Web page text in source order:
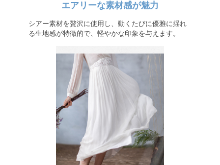
エアリーな素材感が魅力
シアー素材を贅沢に使用し、動くたびに優雅に揺れ
る生地感が特徴的で、軽やかな印象を与えます。